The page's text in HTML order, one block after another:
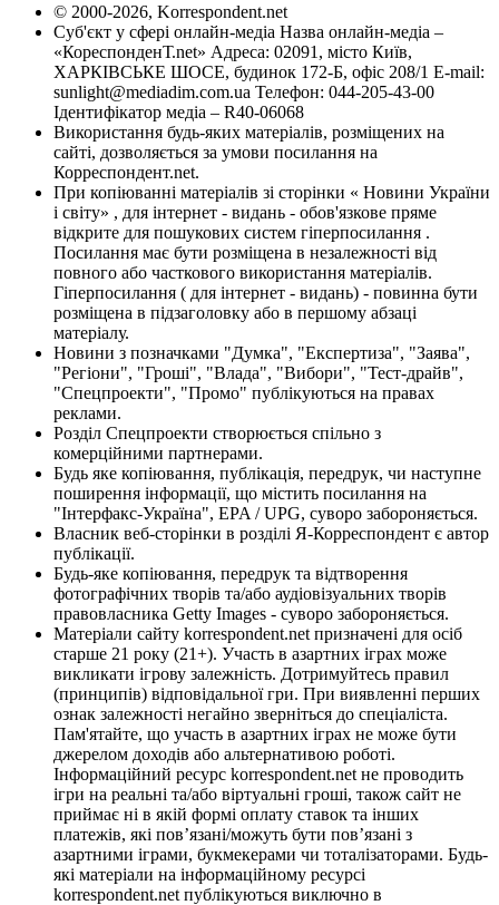
© 2000-2026, Korrespondent.net
Суб'єкт у сфері онлайн-медіа Назва онлайн-медіа –
«КореспонденТ.net» Адреса: 02091, місто Київ,
ХАРКІВСЬКЕ ШОСЕ, будинок 172-Б, офіс 208/1 E-mail:
sunlight@mediadim.com.ua Телефон: 044-205-43-00
Ідентифікатор медіа – R40-06068
Використання будь-яких матеріалів, розміщених на
сайті, дозволяється за умови посилання на
Корреспондент.net.
При копіюванні матеріалів зі сторінки « Новини України
і світу» , для інтернет - видань - обов'язкове пряме
відкрите для пошукових систем гіперпосилання .
Посилання має бути розміщена в незалежності від
повного або часткового використання матеріалів.
Гіперпосилання ( для інтернет - видань) - повинна бути
розміщена в підзаголовку або в першому абзаці
матеріалу.
Новини з позначками "Думка", "Експертиза", "Заява",
"Регіони", "Гроші", "Влада", "Вибори", "Тест-драйв",
"Спецпроекти", "Промо" публікуються на правах
реклами.
Розділ Спецпроекти створюється спільно з
комерційними партнерами.
Будь яке копіювання, публікація, передрук, чи наступне
поширення інформації, що містить посилання на
"Інтерфакс-Україна", EPA / UPG, суворо забороняється.
Власник веб-сторінки в розділі Я-Корреспондент є автор
публікації.
Будь-яке копіювання, передрук та відтворення
фотографічних творів та/або аудіовізуальних творів
правовласника Getty Images - суворо забороняється.
Матеріали сайту korrespondent.net призначені для осіб
старше 21 року (21+). Участь в азартних іграх може
викликати ігрову залежність. Дотримуйтесь правил
(принципів) відповідальної гри. При виявленні перших
ознак залежності негайно зверніться до спеціаліста.
Пам'ятайте, що участь в азартних іграх не може бути
джерелом доходів або альтернативою роботі.
Інформаційний ресурс korrespondent.net не проводить
ігри на реальні та/або віртуальні гроші, також сайт не
приймає ні в якій формі оплату ставок та інших
платежів, які пов’язані/можуть бути пов’язані з
азартними іграми, букмекерами чи тоталізаторами. Будь-
які матеріали на інформаційному ресурсі
korrespondent.net публікуються виключно в